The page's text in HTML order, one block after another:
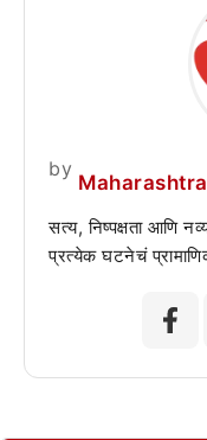
by
सत्य, निष्पक्षता आणि
प्रत्येक घटनेचं